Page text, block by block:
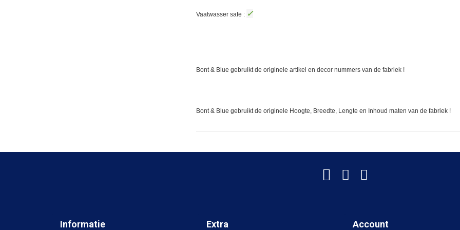
Vaatwasser safe : ✓
Bont & Blue gebruikt de originele artikel en decor nummers van de fabriek !
Bont & Blue gebruikt de originele Hoogte, Breedte, Lengte en Inhoud maten van de fabriek !
Informatie Extra Account